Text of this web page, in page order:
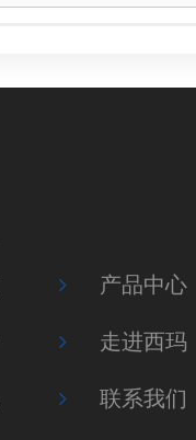
产品中心
走进西玛
联系我们